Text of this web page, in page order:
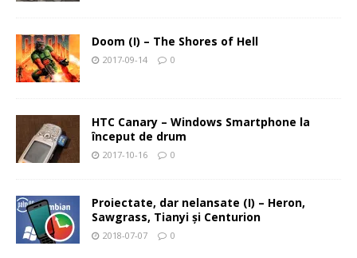
Doom (I) – The Shores of Hell
2017-09-14 0
HTC Canary – Windows Smartphone la
început de drum
2017-10-16 0
Proiectate, dar nelansate (I) – Heron,
Sawgrass, Tianyi şi Centurion
2018-07-07 0